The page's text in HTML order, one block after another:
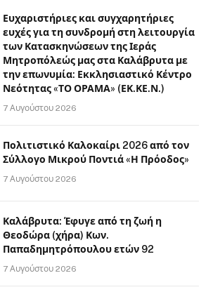
Ευχαριστήριες και συγχαρητήριες
ευχές για τη συνδρομή στη λειτουργία
των Κατασκηνώσεων της Ιεράς
Μητροπόλεώς μας στα Καλάβρυτα με
την επωνυμία: Εκκλησιαστικό Κέντρο
Νεότητας «ΤΟ ΟΡΑΜΑ» (ΕΚ.ΚΕ.Ν.)
7 Αυγούστου 2026
Πολιτιστικό Καλοκαίρι 2026 από τον
Σύλλογο Μικρού Ποντιά «Η Πρόοδος»
7 Αυγούστου 2026
Καλάβρυτα: Έφυγε από τη ζωή η
Θεοδώρα (χήρα) Κων.
Παπαδημητρόπουλου ετών 92
7 Αυγούστου 2026